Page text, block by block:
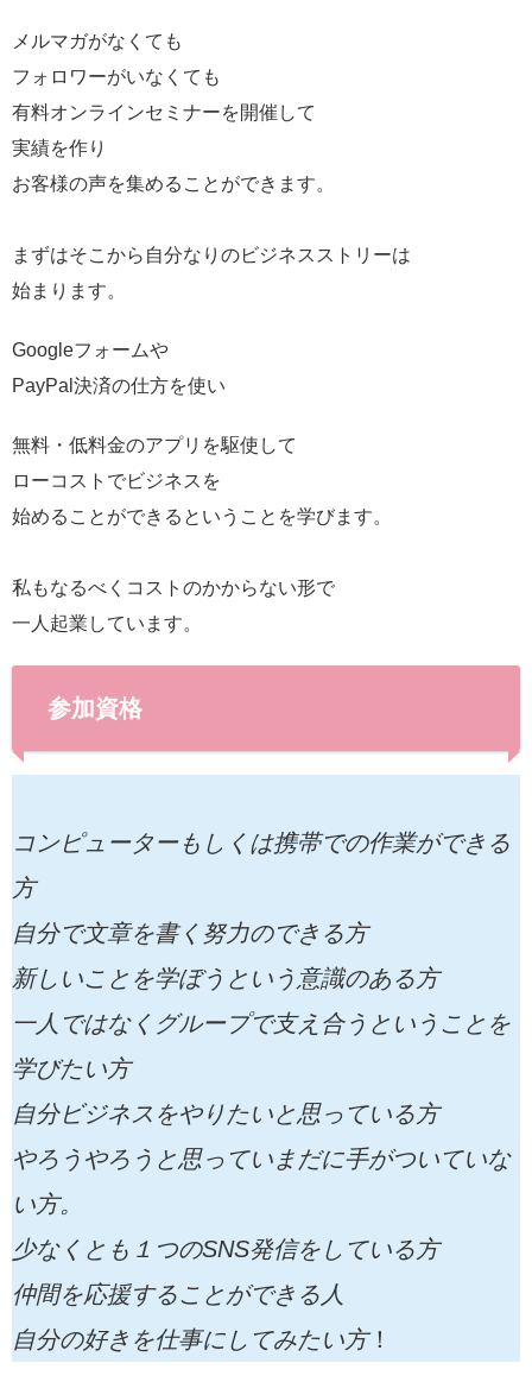
メルマガがなくても
フォロワーがいなくても
有料オンラインセミナーを開催して
実績を作り
お客様の声を集めることができます。
まずはそこから自分なりのビジネスストリーは
始まります。
Googleフォームや
PayPal決済の仕方を使い
無料・低料金のアプリを駆使して
ローコストでビジネスを
始めることができるということを学びます。
私もなるべくコストのかからない形で
一人起業しています。
参加資格
コンピューターもしくは携帯での作業ができる
方
自分で文章を書く努力のできる方
新しいことを学ぼうという意識のある方
一人ではなくグループで支え合うということを
学びたい方
自分ビジネスをやりたいと思っている方
やろうやろうと思っていまだに手がついていな
い方。
少なくとも１つのSNS発信をしている方
仲間を応援することができる人
自分の好きを仕事にしてみたい方！